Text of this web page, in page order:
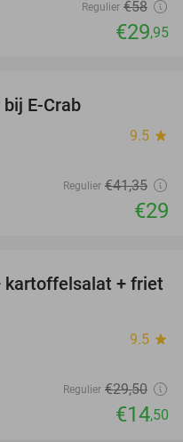
Regulier €58
€29,95
E-Crab
9.5 star
Regulier €41,35
€29
51%
kartoffelsalat + friet
9.5 star
Regulier €29,50
€14,50